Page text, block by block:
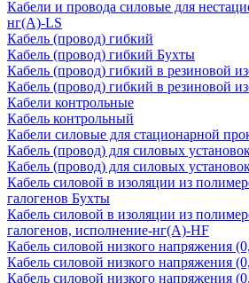
Кабели и провода силовые для
нг(А)-LS
Кабель (провод) гибкий
Кабель (провод) гибкий Бухты
Кабель (провод) гибкий в резиновой
Кабель (провод) гибкий в резиновой
Кабели контрольные
Кабель контрольный
Кабели силовые для стационарной
Кабель (провод) для силовых
Кабель (провод) для силовых
Кабель силовой в изоляции из
галогенов Бухты
Кабель силовой в изоляции из
галогенов, исполнение-нг(А)-HF
Кабель силовой низкого напряжения
Кабель силовой низкого напряжения
Кабель силовой низкого напряжения